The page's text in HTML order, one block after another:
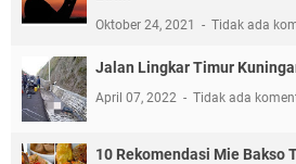
Oktober 24, 2021 Tidak ada
Jalan Lingkar Timur
April 07, 2022 Tidak ada
10 Rekomendasi Mie Bakso